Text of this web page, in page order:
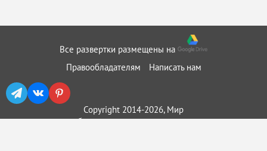
Все развертки размещены на
Правообладателям
Написать нам
Copyright 2014-2026, Мир
бумажного моделирования ::